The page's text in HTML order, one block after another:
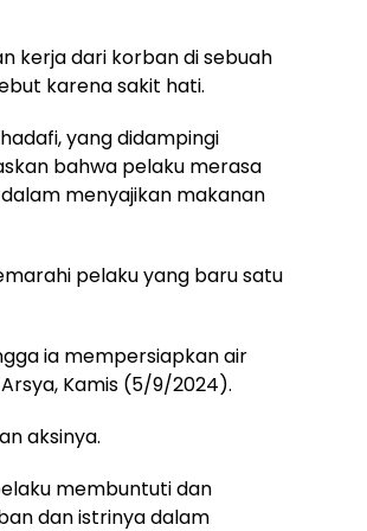
kerja dari korban di sebuah
karena sakit hati.
yang didampingi
bahwa pelaku merasa
menyajikan makanan
pelaku yang baru satu
ia mempersiapkan air
Kamis (5/9/2024).
aksinya.
membuntuti dan
dan istrinya dalam